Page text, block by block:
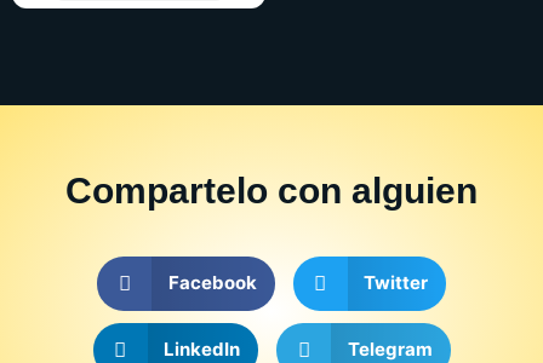
Compartelo con alguien
Facebook Twitter
LinkedIn Telegram